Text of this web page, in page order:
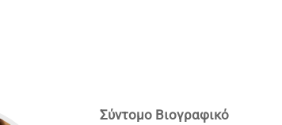
Σύντομο Βιογραφικό